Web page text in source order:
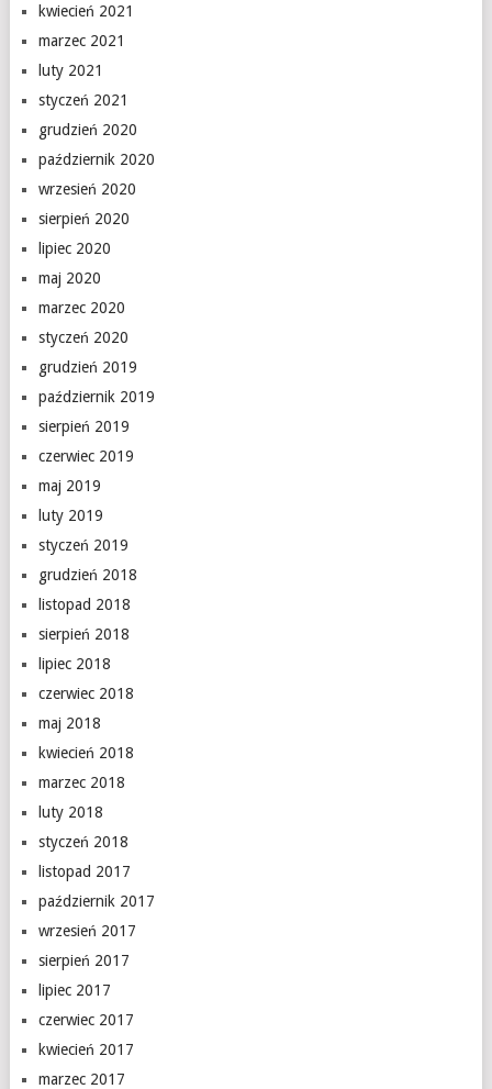
kwiecień 2021
marzec 2021
luty 2021
styczeń 2021
grudzień 2020
październik 2020
wrzesień 2020
sierpień 2020
lipiec 2020
maj 2020
marzec 2020
styczeń 2020
grudzień 2019
październik 2019
sierpień 2019
czerwiec 2019
maj 2019
luty 2019
styczeń 2019
grudzień 2018
listopad 2018
sierpień 2018
lipiec 2018
czerwiec 2018
maj 2018
kwiecień 2018
marzec 2018
luty 2018
styczeń 2018
listopad 2017
październik 2017
wrzesień 2017
sierpień 2017
lipiec 2017
czerwiec 2017
kwiecień 2017
marzec 2017